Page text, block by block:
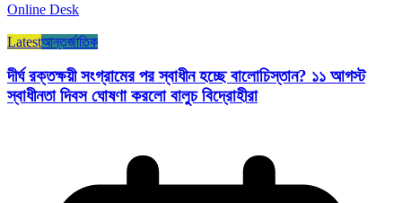
Online Desk
Latestআন্তর্জাতিক
দীর্ঘ রক্তক্ষয়ী সংগ্রামের পর স্বাধীন হচ্ছে বালোচিস্তান? ১১ আগস্ট
স্বাধীনতা দিবস ঘোষণা করলো বালুচ বিদ্রোহীরা